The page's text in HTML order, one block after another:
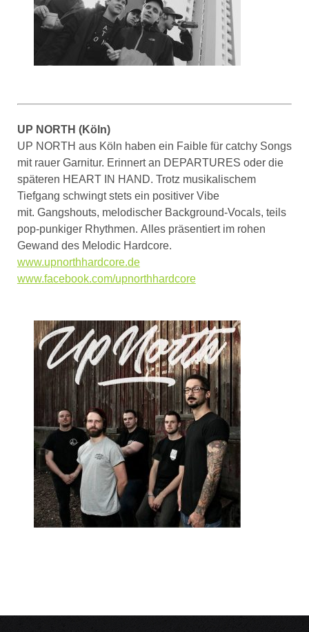
UP NORTH (Köln)
UP NORTH aus Köln haben ein Faible für catchy Songs
mit rauer Garnitur. Erinnert an DEPARTURES oder die
späteren HEART IN HAND. Trotz musikalischem
Tiefgang schwingt stets ein positiver Vibe
mit. Gangshouts, melodischer Background-Vocals, teils
pop-punkiger Rhythmen. Alles präsentiert im rohen
Gewand des Melodic Hardcore.
www.upnorthhardcore.de
www.facebook.com/upnorthhardcore